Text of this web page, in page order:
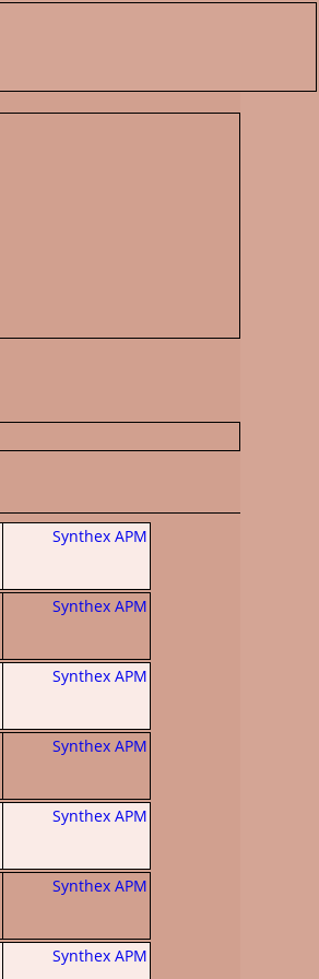
Synthex APM
Synthex APM
Synthex APM
Synthex APM
Synthex APM
Synthex APM
Synthex APM